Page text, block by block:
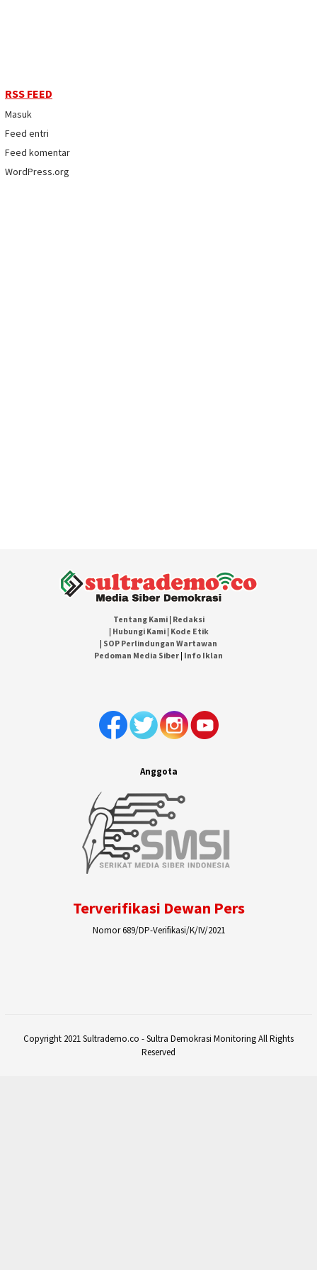
RSS FEED
Masuk
Feed entri
Feed komentar
WordPress.org
Tentang Kami| Redaksi
| Hubungi Kami| Kode Etik
| SOP Perlindungan Wartawan
Pedoman Media Siber | Info Iklan
Anggota
Terverifikasi Dewan Pers
Nomor 689/DP-Verifikasi/K/IV/2021
Copyright 2021 Sultrademo.co - Sultra Demokrasi Monitoring All Rights
Reserved